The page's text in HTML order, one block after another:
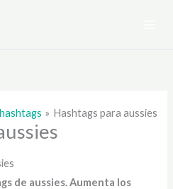
hashtags Hashtags para aussies
de aussies. Aumenta los